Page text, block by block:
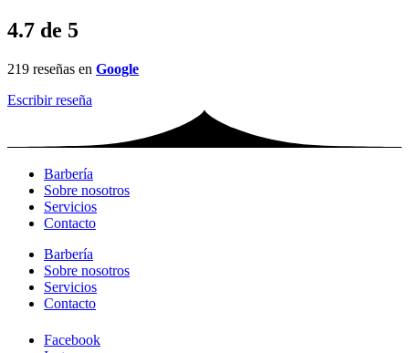
4.7 de 5
219 reseñas en Google
Escribir reseña
Barbería
Sobre nosotros
Servicios
Contacto
Barbería
Sobre nosotros
Servicios
Contacto
Facebook